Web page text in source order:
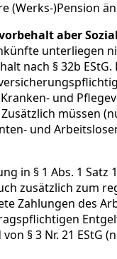
(Werks-)Pension
aber
unterliegen
nach § 32b EStG.
und
müssen
und
in § 1 Abs. 1 Satz
zusätzlich zum
Zahlungen des
§ 3 Nr. 21 EStG